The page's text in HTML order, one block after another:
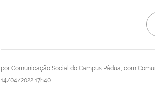
por Comunicação Social do Campus Pádua, com
14/04/2022 17h40